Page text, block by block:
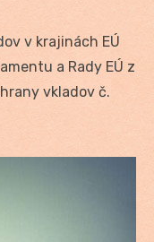
v krajinách EÚ
a Rady EÚ z
vkladov č.